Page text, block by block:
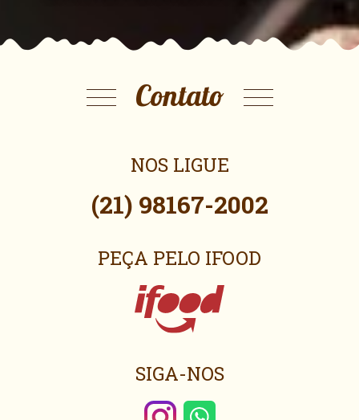
Contato
NOS LIGUE
(21) 98167-2002
PEÇA PELO IFOOD
SIGA-NOS